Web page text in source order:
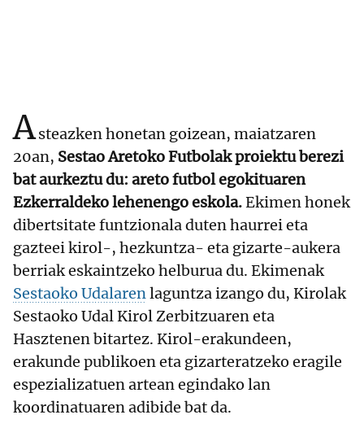
Asteazken honetan goizean, maiatzaren
20an, Sestao Aretoko Futbolak proiektu berezi
bat aurkeztu du: areto futbol egokituaren
Ezkerraldeko lehenengo eskola.Ekimen honek
dibertsitate funtzionala duten haurrei eta
gazteei kirol-, hezkuntza- eta gizarte-aukera
berriak eskaintzeko helburua du. Ekimenak
Sestaoko Udalarenlaguntza izango du, Kirolak
Sestaoko Udal Kirol Zerbitzuaren eta
Hasztenen bitartez. Kirol-erakundeen,
erakunde publikoen eta gizarteratzeko eragile
espezializatuen artean egindako lan
koordinatuaren adibide bat da.